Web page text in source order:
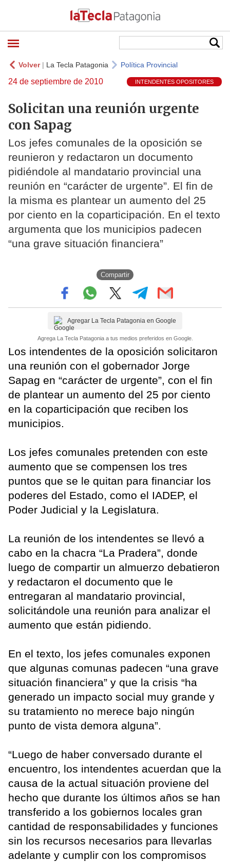
Volver| La Tecla Patagonia Política Provincial
24 de septiembre de 2010 INTENDENTES OPOSITORES
Solicitan una reunión urgente
con Sapag
Los jefes comunales de la oposición se
reunieron y redactaron un documento
pidiéndole al mandatario provincial una
reunión en “carácter de urgente”. El fin de
la misma es plantear un aumento del 25
por ciento en la coparticipación. En el texto
argumenta que los municipios padecen
“una grave situación financiera”
Compartir
Agregar La Tecla Patagonia en Google
Agrega La Tecla Patagonia a tus medios preferidos en Google.
Los intendentes de la oposición solicitaron
una reunión con el gobernador Jorge
Sapag en “carácter de urgente”, con el fin
de plantear un aumento del 25 por ciento
en la coparticipación que reciben los
municipios.
Los jefes comunales pretenden con este
aumento que se compensen los tres
puntos que se le quitan para financiar los
poderes del Estado, como el IADEP, el
Poder Judicial y la Legislatura.
La reunión de los intendentes se llevó a
cabo en la chacra “La Pradera”, donde
luego de compartir un almuerzo debatieron
y redactaron el documento que le
entregaran al mandatario provincial,
solicitándole una reunión para analizar el
aumento que están pidiendo.
En el texto, los jefes comunales exponen
que algunas comunas padecen “una grave
situación financiera” y que la crisis “ha
generado un impacto social muy grande y
su tratamiento no merece bajo ningún
punto de vista demora alguna”.
“Luego de haber conversado durante el
encuentro, los intendentes acuerdan que la
causa de la actual situación proviene del
hecho que durante los últimos años se han
transferido a los gobiernos locales gran
cantidad de responsabilidades y funciones
sin los recursos necesarios para llevarlas
adelante y cumplir con los compromisos